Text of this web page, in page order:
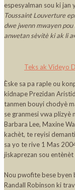
espesyalman sou ki jan
Toussaint Louverture
dwe jwenn mwayen
anwetan sèvitè ki ak li a
Teks ak Videyo
Èske sa pa raple ou
kidnape Prezidan
tanmen bouyi chodyè
se granmesi vwa plizyè
Barbara Lee, Maxine
kachèt, te reyisi
sa yo te rive 1 Mas
jiskaprezan sou entènèt
Nou pwofite bese byen
Randall Robinson ki